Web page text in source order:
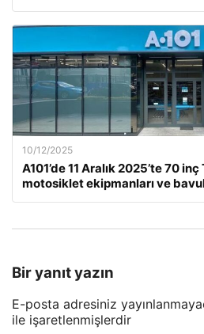
10/12/2025
A101’de 11 Aralık 2025’te 70
motosiklet ekipmanları ve
Bir yanıt yazın
E-posta adresiniz
ile işaretlenmişlerdir